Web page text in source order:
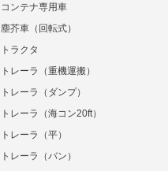
コンテナ専用車
塵芥車（回転式）
トラクタ
トレーラ（重機運搬）
トレーラ（ダンプ）
トレーラ（海コン20ft）
トレーラ（平）
トレーラ（バン）